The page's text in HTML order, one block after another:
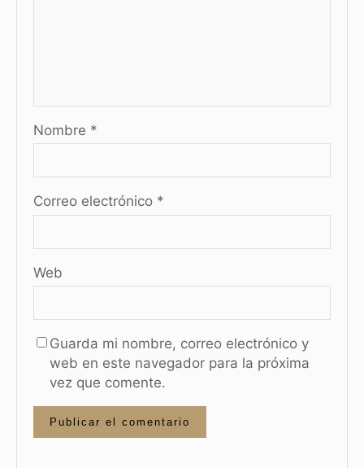
Nombre *
Correo electrónico *
Web
Guarda mi nombre, correo electrónico y
web en este navegador para la próxima
vez que comente.